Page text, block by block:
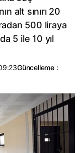
alt sınırı 20
500 liraya
5 ile 10 yıl
Güncelleme :